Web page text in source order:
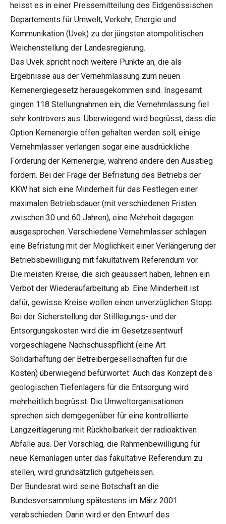
heisst es in einer Pressemitteilung des Eidgenössischen
Departements für Umwelt, Verkehr, Energie und
Kommunikation (Uvek) zu der jüngsten atompolitischen
Weichenstellung der Landesregierung.
Das Uvek spricht noch weitere Punkte an, die als
Ergebnisse aus der Vernehmlassung zum neuen
Kernenergiegesetz herausgekommen sind. Insgesamt
gingen 118 Stellungnahmen ein, die Vernehmlassung fiel
sehr kontrovers aus. Überwiegend wird begrüsst, dass die
Option Kernenergie offen gehalten werden soll; einige
Vernehmlasser verlangen sogar eine ausdrückliche
Förderung der Kernenergie, während andere den Ausstieg
fordern. Bei der Frage der Befristung des Betriebs der
KKW hat sich eine Minderheit für das Festlegen einer
maximalen Betriebsdauer (mit verschiedenen Fristen
zwischen 30 und 60 Jahren), eine Mehrheit dagegen
ausgesprochen. Verschiedene Vernehmlasser schlagen
eine Befristung mit der Möglichkeit einer Verlängerung der
Betriebsbewilligung mit fakultativem Referendum vor.
Die meisten Kreise, die sich geäussert haben, lehnen ein
Verbot der Wiederaufarbeitung ab. Eine Minderheit ist
dafür, gewisse Kreise wollen einen unverzüglichen Stopp.
Bei der Sicherstellung der Stilllegungs- und der
Entsorgungskosten wird die im Gesetzesentwurf
vorgeschlagene Nachschusspflicht (eine Art
Solidarhaftung der Betreibergesellschaften für die
Kosten) überwiegend befürwortet. Auch das Konzept des
geologischen Tiefenlagers für die Entsorgung wird
mehrheitlich begrüsst. Die Umweltorganisationen
sprechen sich demgegenüber für eine kontrollierte
Langzeitlagerung mit Rückholbarkeit der radioaktiven
Abfälle aus. Der Vorschlag, die Rahmenbewilligung für
neue Kernanlagen unter das fakultative Referendum zu
stellen, wird grundsätzlich gutgeheissen.
Der Bundesrat wird seine Botschaft an die
Bundesversammlung spätestens im März 2001
verabschieden. Darin wird er den Entwurf des